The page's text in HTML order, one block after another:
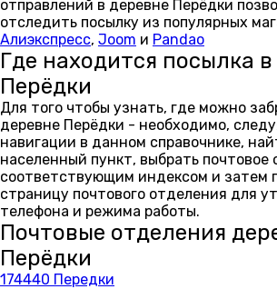
отправлений в деревне Перёдки
отследить посылку из популярных
Алиэкспресс, Joom и Pandao
Где находится посылка
Перёдки
Для того чтобы узнать, где можно
деревне Перёдки - необходимо,
навигации в данном справочнике,
населенный пункт, выбрать почтовое
соответствующим индексом и затем
страницу почтового отделения для
телефона и режима работы.
Почтовые отделения
Перёдки
174440 Передки